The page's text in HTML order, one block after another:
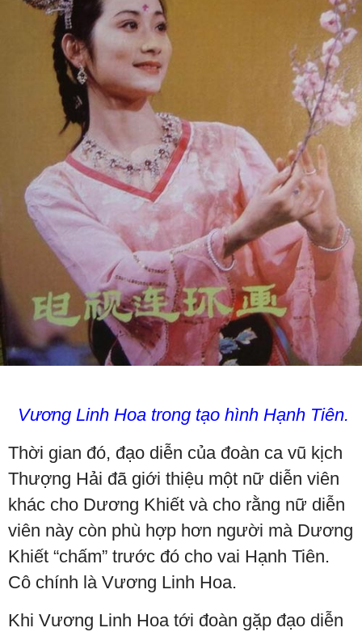
Vương Linh Hoa trong tạo hình Hạnh Tiên.
Thời gian đó, đạo diễn của đoàn ca vũ kịch
Thượng Hải đã giới thiệu một nữ diễn viên
khác cho Dương Khiết và cho rằng nữ diễn
viên này còn phù hợp hơn người mà Dương
Khiết “chấm” trước đó cho vai Hạnh Tiên.
Cô chính là Vương Linh Hoa.
Khi Vương Linh Hoa tới đoàn gặp đạo diễn